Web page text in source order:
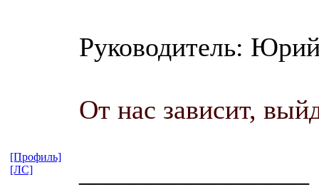
Руководитель:
От нас зависит,
[Профиль]
[ЛС]